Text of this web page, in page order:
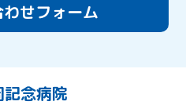
せフォーム
記念病院